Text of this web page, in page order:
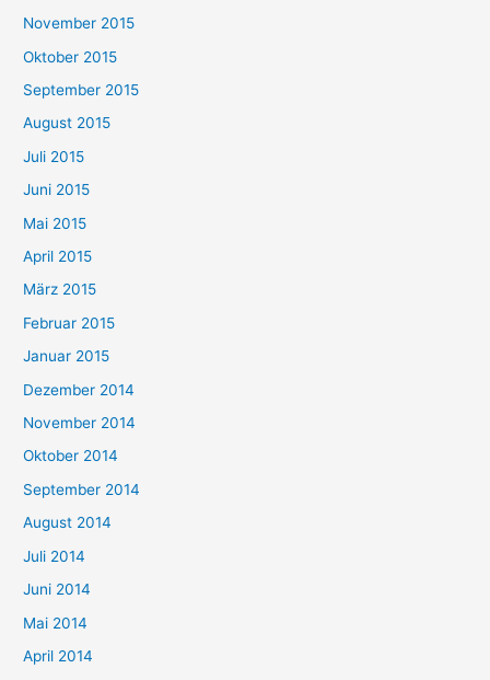
November 2015
Oktober 2015
September 2015
August 2015
Juli 2015
Juni 2015
Mai 2015
April 2015
März 2015
Februar 2015
Januar 2015
Dezember 2014
November 2014
Oktober 2014
September 2014
August 2014
Juli 2014
Juni 2014
Mai 2014
April 2014